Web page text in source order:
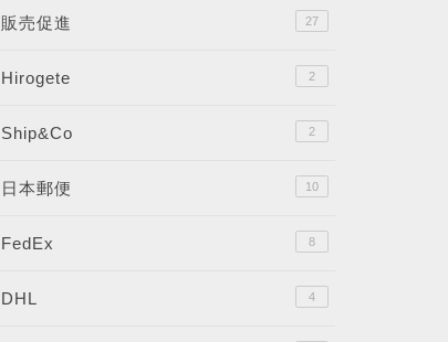
販売促進 27
Hirogete 2
Ship&Co 2
日本郵便 10
FedEx 8
DHL 4